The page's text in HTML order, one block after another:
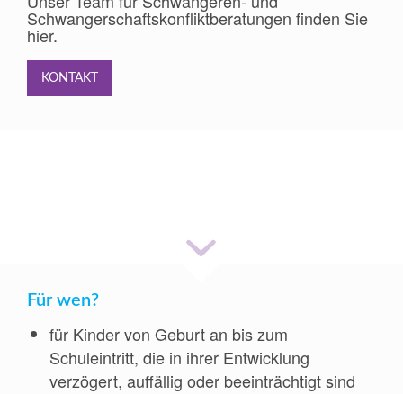
Schwangerschaftskonfliktberatungen finden Sie
hier.
KONTAKT
Für wen?
für Kinder von Geburt an bis zum
Schuleintritt, die in ihrer Entwicklung
verzögert, auffällig oder beeinträchtigt sind